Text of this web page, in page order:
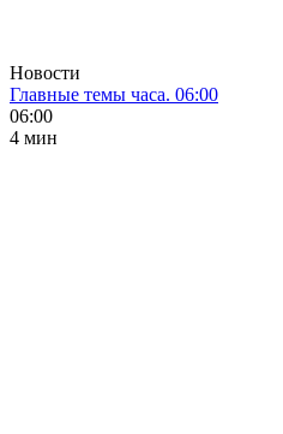
Новости
Главные темы часа. 06:00
06:00
4 мин